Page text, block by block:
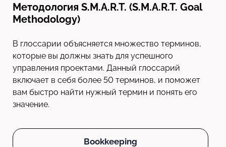
Методология S.M.A.R.T. (S.M.A.R.T. Goal
Methodology)
В глоссарии объясняется множество терминов,
которые вы должны знать для успешного
управления проектами. Данный глоссарий
включает в себя более 50 терминов, и поможет
вам быстро найти нужный термин и понять его
значение.
Bookkeeping